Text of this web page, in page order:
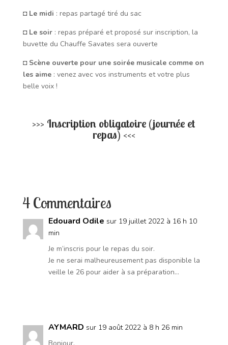
◘ Le midi : repas partagé tiré du sac
◘ Le soir: repas préparé et proposé sur inscription, la
buvette du Chauffe Savates sera ouverte
◘ Scène ouverte pour une soirée musicale comme on
les aime: venez avec vos instruments et votre plus
belle voix !
>>> Inscription obligatoire (journée et
repas) <<<
4 Commentaires
Edouard Odile sur 19 juillet 2022 à 16 h 10
min
Je m’inscris pour le repas du soir.
Je ne serai malheureusement pas disponible la
veille le 26 pour aider à sa préparation…
AYMARD sur 19 août 2022 à 8 h 26 min